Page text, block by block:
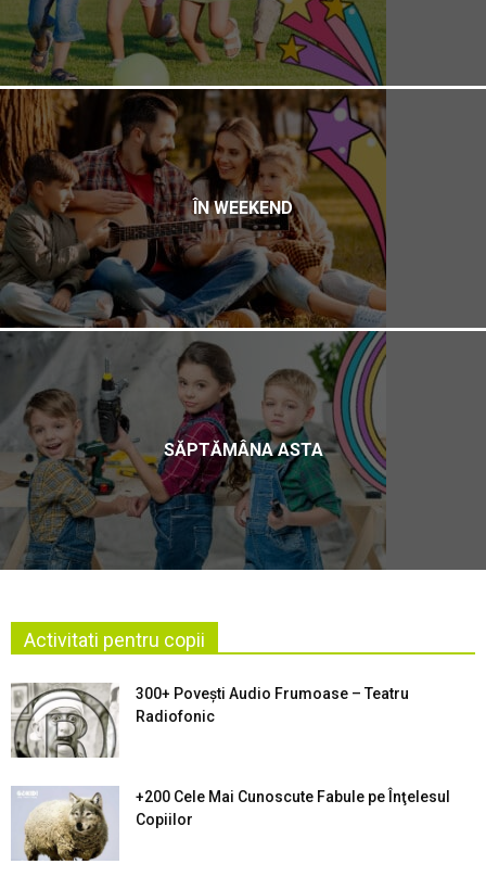
ÎN WEEKEND
SĂPTĂMÂNA ASTA
Activitati pentru copii
300+ Povești Audio Frumoase – Teatru
Radiofonic
+200 Cele Mai Cunoscute Fabule pe Înţelesul
Copiilor